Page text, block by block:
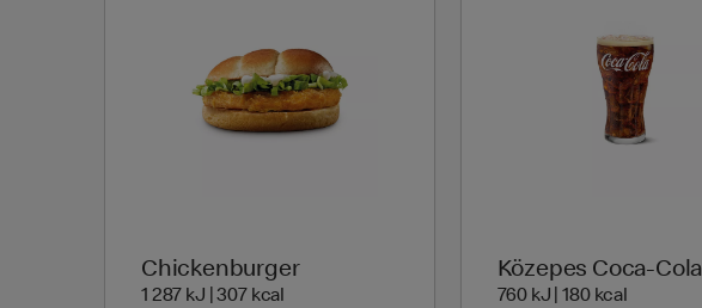
Chickenburger
1 287 kJ | 307 kcal 1 287 Energia | 307 Energia
Közepes Coca-Cola
760 kJ | 180 kcal